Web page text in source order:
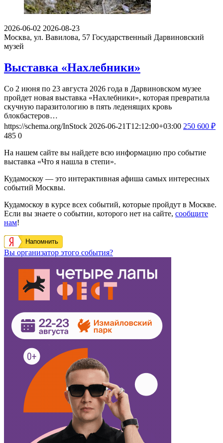
2026-06-02 2026-08-23
Москва, ул. Вавилова, 57 Государственный Дарвиновский
музей
Выставка «Нахлебники»
Со 2 июня по 23 августа 2026 года в Дарвиновском музее
пройдет новая выставка «Нахлебники», которая превратила
скучную паразитологию в пять леденящих кровь
блокбастеров…
https://schema.org/InStock 2026-06-21T12:12:00+03:00 250 600 ₽
485 0
На нашем сайте вы найдете всю информацию про событие
выставка «Что я нашла в степи».
Кудамоскоу — это интерактивная афиша самых интересных
событий Москвы.
Кудамоскоу в курсе всех событий, которые пройдут в Москве.
Если вы знаете о событии, которого нет на сайте, сообщите
нам!
Напомнить
Вы организатор этого события?